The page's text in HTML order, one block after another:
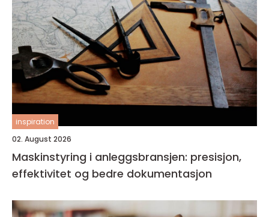
inspiration
02. August 2026
Maskinstyring i anleggsbransjen: presisjon,
effektivitet og bedre dokumentasjon